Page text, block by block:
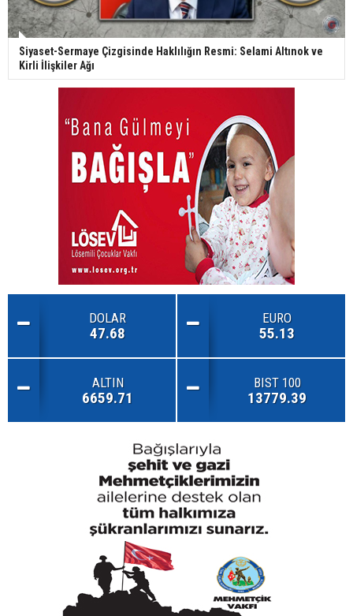
Siyaset-Sermaye Çizgisinde Haklılığın Resmi: Selami Altınok ve
Kirli İlişkiler Ağı
DOLAR
47.68
EURO
55.13
ALTIN
6659.71
BIST 100
13779.39